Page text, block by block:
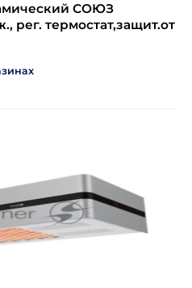
СОЮЗ
рег. термостат,защит.от